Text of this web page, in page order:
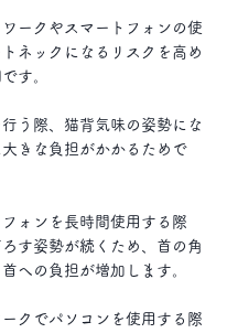
ークやスマートフォンの使
ネックになるリスクを高め
す。
う際、猫背気味の姿勢にな
大きな負担がかかるためで
ォンを長時間使用する際
す姿勢が続くため、首の角
への負担が増加します。
クでパソコンを使用する際